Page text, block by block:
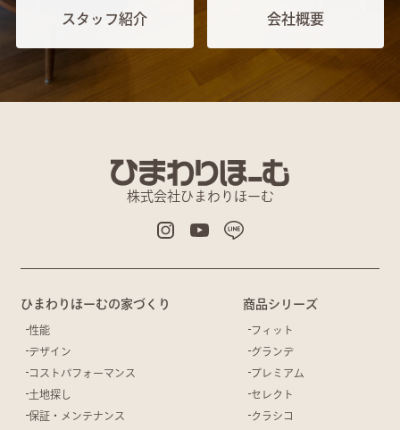
スタッフ紹介 会社概要
株式会社ひまわりほーむ
ひまわりほーむの家づくり
性能
デザイン
コストパフォーマンス
土地探し
保証・メンテナンス
商品シリーズ
フィット
グランデ
プレミアム
セレクト
クラシコ